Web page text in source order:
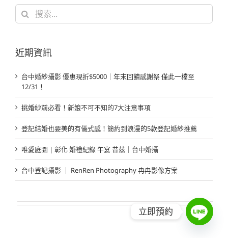
搜
近期資訊
台中婚紗攝影 優惠現折$5000｜年末回饋感謝祭 僅此一檔至
12/31！
挑婚紗前必看！新娘不可不知的7大注意事項
登記結婚也要美的有儀式感！簡約到浪漫的5款登記婚紗推薦
唯愛庭園 | 彰化 婚禮紀錄 午宴 昔茲｜台中婚攝
台中登記攝影 ｜ RenRen Photography 冉冉影像方案
立即預約